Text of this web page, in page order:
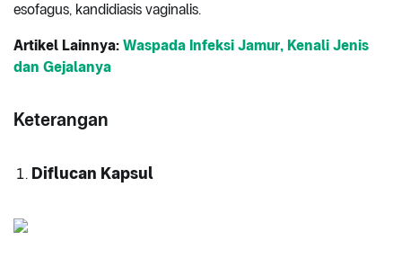
esofagus, kandidiasis vaginalis.
Artikel Lainnya: Waspada Infeksi Jamur, Kenali Jenis
dan Gejalanya
Keterangan
Diflucan Kapsul